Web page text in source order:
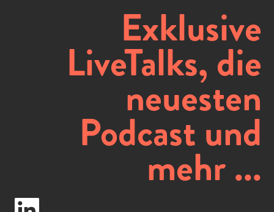
Exklusive
LiveTalks, die
neuesten
Podcast und
mehr ...